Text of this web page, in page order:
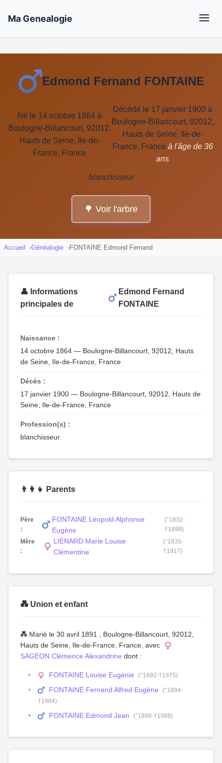
Ma Genealogie
Edmond Fernand FONTAINE
Né le 14 octobre 1864 à
Boulogne-Billancourt, 92012,
Hauts de Seine, Ile-de-
France, France
Décédé le 17 janvier 1900 à
Boulogne-Billancourt, 92012,
Hauts de Seine, Ile-de-
France, France à l'âge de 36
ans
blanchisseur
🌳 Voir l'arbre
Accueil Généalogie FONTAINE Edmond Fernand
👤 Informations
principales de
Edmond Fernand
FONTAINE
Naissance :
14 octobre 1864 — Boulogne-Billancourt, 92012, Hauts
de Seine, Ile-de-France, France
Décès :
17 janvier 1900 — Boulogne-Billancourt, 92012, Hauts de
Seine, Ile-de-France, France
Profession(s) :
blanchisseur
👨‍👩‍👧 Parents
Père
:
FONTAINE Léopold Alphonse
Eugène
(°1832-
†1898)
Mère
:
LIENARD Marie Louise
Clémentine
(°1835-
†1917)
💑 Union et enfant
💑 Marié le 30 avril 1891 , Boulogne-Billancourt, 92012,
Hauts de Seine, Ile-de-France, France, avec
SAGEON Clémence Alexandrine dont :
FONTAINE Louise Eugénie (°1892-†1975)
FONTAINE Fernand Alfred Eugène
(°1894-
†1984)
FONTAINE Edmond Jean (°1899-†1988)